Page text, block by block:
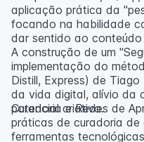
aplicação prática da
focando na habilidade
dar sentido ao
A construção de um
implementação do
Distill, Express) de
da vida digital, alívio da
potencial criativo.
Curadoria e Redes de
práticas de curadoria
ferramentas